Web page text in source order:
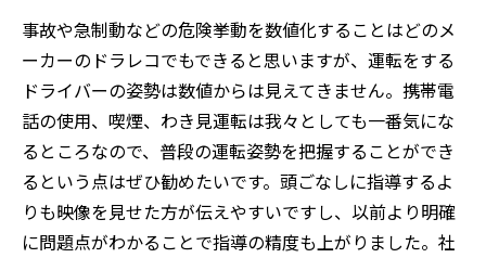
事故や急制動などの危険挙動を数値化することはどのメ
ーカーのドラレコでもできると思いますが、運転をする
ドライバーの姿勢は数値からは見えてきません。携帯電
話の使用、喫煙、わき見運転は我々としても一番気にな
るところなので、普段の運転姿勢を把握することができ
るという点はぜひ勧めたいです。頭ごなしに指導するよ
りも映像を見せた方が伝えやすいですし、以前より明確
に問題点がわかることで指導の精度も上がりました。社